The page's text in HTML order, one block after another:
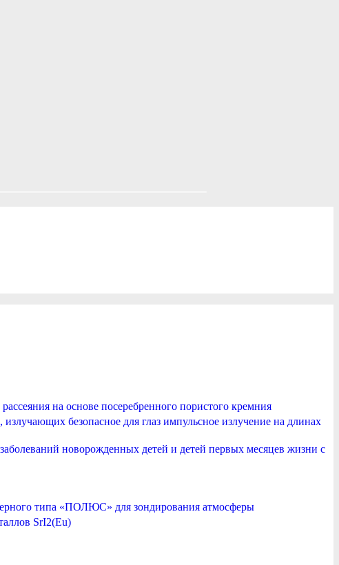
на основе посеребренного пористого кремния
безопасное для глаз импульсное излучение на длинах
новорожденных детей и детей первых месяцев жизни с
типа «ПОЛЮС» для зондирования атмосферы
SrI2(Eu)